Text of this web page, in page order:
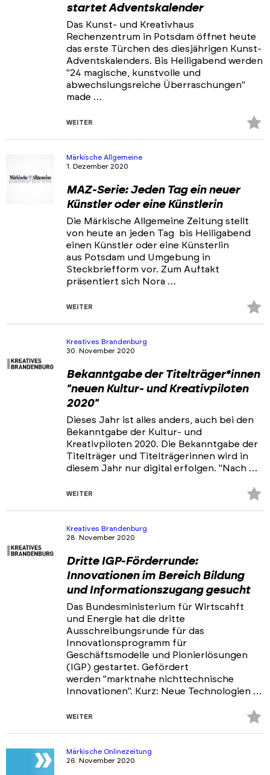
startet Adventskalender
Das Kunst- und Kreativhaus
Rechenzentrum in Potsdam öffnet heute
das erste Türchen des diesjährigen Kunst-
Adventskalenders. Bis Heiligabend werden
"24 magische, kunstvolle und
abwechslungsreiche Überraschungen"
made …
WEITER
Märkische Allgemeine
1. Dezember 2020
MAZ-Serie: Jeden Tag ein neuer
Künstler oder eine Künstlerin
Die Märkische Allgemeine Zeitung stellt
von heute an jeden Tag bis Heiligabend
einen Künstler oder eine Künsterlin
aus Potsdam und Umgebung in
Steckbriefform vor. Zum Auftakt
präsentiert sich Nora …
WEITER
Kreatives Brandenburg
30. November 2020
Bekanntgabe der Titelträger*innen
"neuen Kultur- und Kreativpiloten
2020"
Dieses Jahr ist alles anders, auch bei den
Bekanntgabe der Kultur- und
Kreativpiloten 2020. Die Bekanntgabe der
Titelträger und Titelträgerinnen wird in
diesem Jahr nur digital erfolgen. "Nach …
WEITER
Kreatives Brandenburg
28. November 2020
Dritte IGP-Förderrunde:
Innovationen im Bereich Bildung
und Informationszugang gesucht
Das Bundesministerium für Wirtscahft
und Energie hat die dritte
Ausschreibungsrunde für das
Innovationsprogramm für
Geschäftsmodelle und Pionierlösungen
(IGP) gestartet. Gefördert
werden "marktnahe nichttechnische
Innovationen". Kurz: Neue Technologien …
WEITER
Märkische Onlinezeitung
26. November 2020